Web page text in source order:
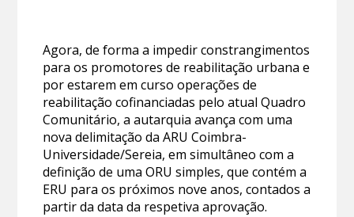
Agora, de forma a impedir constrangimentos
para os promotores de reabilitação urbana e
por estarem em curso operações de
reabilitação cofinanciadas pelo atual Quadro
Comunitário, a autarquia avança com uma
nova delimitação da ARU Coimbra-
Universidade/Sereia, em simultâneo com a
definição de uma ORU simples, que contém a
ERU para os próximos nove anos, contados a
partir da data da respetiva aprovação.